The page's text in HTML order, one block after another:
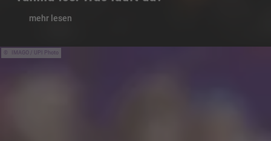
mehr lesen
IMAGO / UPI Photo